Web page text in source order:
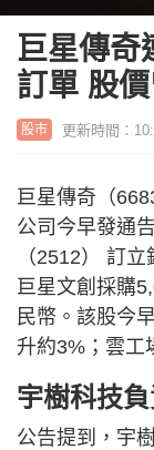
巨星傳奇
訂單 股
股市 更新時間：
巨星傳奇（
公司今早發通
（2512） 訂
巨星文創採購
民幣。該股今
升約3%；雲工
宇樹科技
公告提到，宇